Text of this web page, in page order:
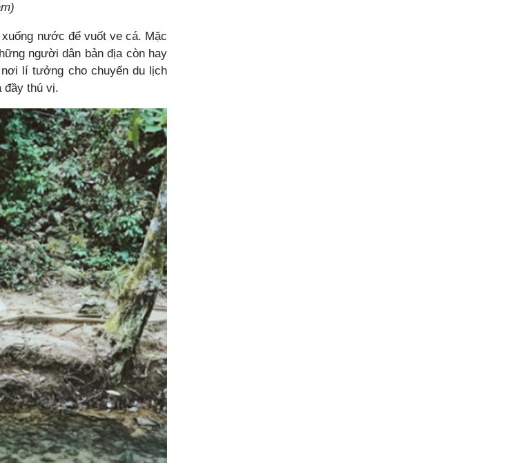
nước để vuốt ve cá. Mặc
người dân bản địa còn hay
lí tưởng cho chuyến du lịch
đầy thú vị.